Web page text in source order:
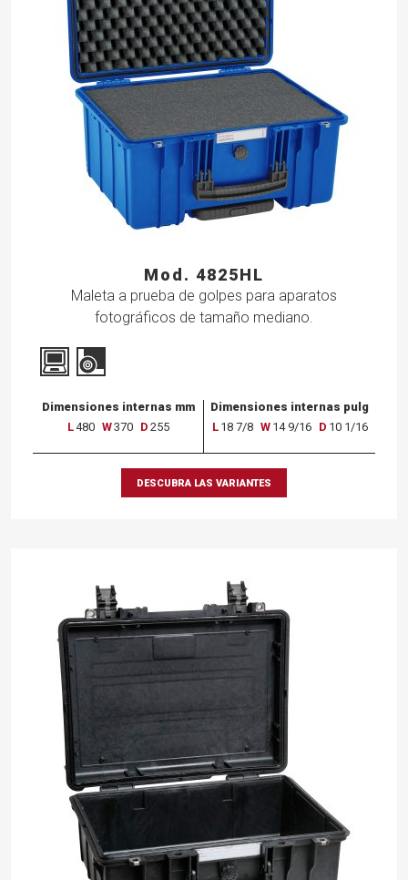
Mod. 4825HL
Maleta a prueba de golpes para aparatos
fotográficos de tamaño mediano.
Dimensiones internas mm
L480 W370 D 255
Dimensiones internas pulg
L 18 7/8 W 14 9/16 D 10 1/16
DESCUBRA LAS VARIANTES